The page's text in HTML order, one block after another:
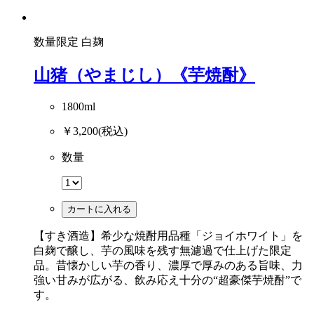
数量限定 白麹
山猪（やまじし）《芋焼酎》
1800ml
￥3,200(税込)
数量
カートに入れる
【すき酒造】希少な焼酎用品種「ジョイホワイト」を
白麹で醸し、芋の風味を残す無濾過で仕上げた限定
品。昔懐かしい芋の香り、濃厚で厚みのある旨味、力
強い甘みが広がる、飲み応え十分の“超豪傑芋焼酎”で
す。